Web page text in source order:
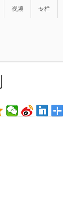
视频 专栏